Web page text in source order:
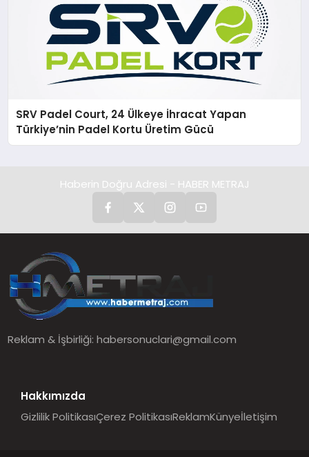
SRV Padel Court, 24 Ülkeye İhracat Yapan
Türkiye’nin Padel Kortu Üretim Gücü
Haberin Doğru Adresi - HABER METRAJ
Reklam & İşbirliği:habersonuclari@gmail.com
Hakkımızda
Gizlilik PolitikasıÇerez PolitikasıReklamKünyeİletişim